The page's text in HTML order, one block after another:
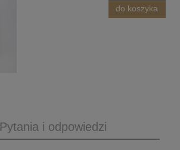
do koszyka
Pytania i odpowiedzi